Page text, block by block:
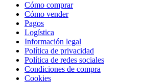
Cómo comprar
Cómo vender
Pagos
Logística
Información legal
Política de privacidad
Política de redes sociales
Condiciones de compra
Cookies